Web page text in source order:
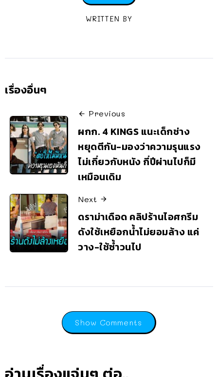
WRITTEN BY
เรื่องอื่นๆ
Previous
ผกก. 4 KINGS แนะเด็กช่าง
หยุดตีกัน-มองว่าความรุนแรง
ไม่เกี่ยวกับหนัง กี่ปีผ่านไปก็มี
เหมือนเดิม
Next
ดราม่าเดือด คลิปร้านไอศกรีม
ดังใช้เหยือกน้ำไม่ยอมล้าง แค่
วาง-ใช้ซ้ำวนไป
Show Comments